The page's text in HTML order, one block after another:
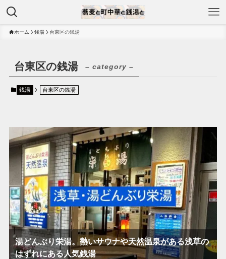
ホーム 銭湯 台東区の銭湯
台東区の銭湯 – category –
銭湯 台東区の銭湯
湯どんぶり栄湯。熱いサウナや天然温泉がある浅草の
はずれにある人気銭湯